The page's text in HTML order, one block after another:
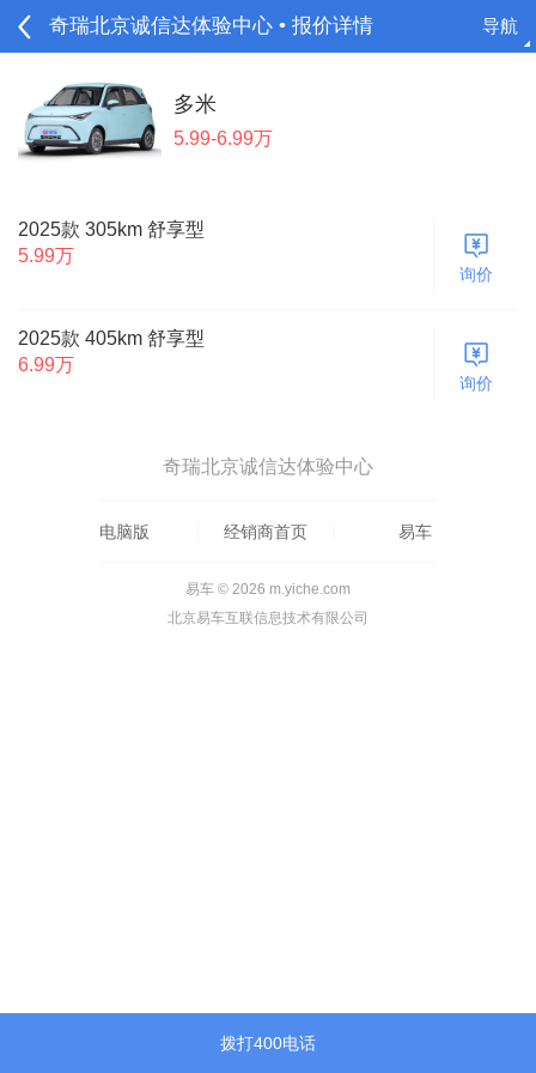
奇瑞北京诚信达体验中心 • 报价详情 导航
多米
5.99-6.99万
2025款 305km 舒享型
5.99万
询价
2025款 405km 舒享型
6.99万
询价
拨打400电话
奇瑞北京诚信达体验中心
电脑版 经销商首页 易车
易车 © 2026 m.yiche.com
北京易车互联信息技术有限公司